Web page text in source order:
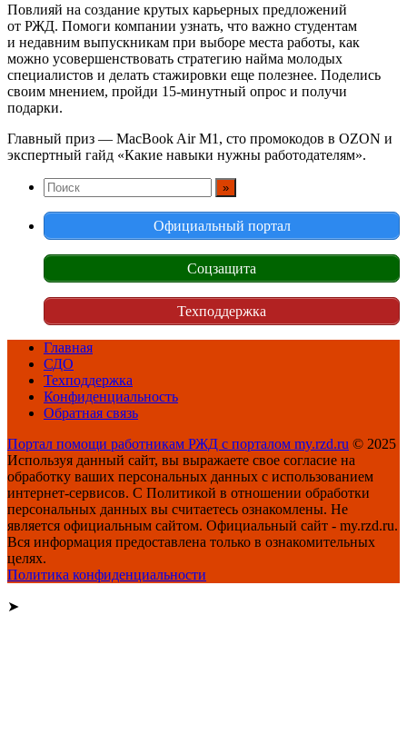
Повлияй на создание крутых карьерных предложений
от РЖД. Помоги компании узнать, что важно студентам
и недавним выпускникам при выборе места работы, как
можно усовершенствовать стратегию найма молодых
специалистов и делать стажировки еще полезнее. Поделись
своим мнением, пройди 15-минутный опрос и получи
подарки.
Главный приз — MacBook Air M1, сто промокодов в OZON и
экспертный гайд «Какие навыки нужны работодателям».
Официальный портал
Соцзащита
Техподдержка
Главная
СДО
Техподдержка
Конфиденциальность
Обратная связь
Портал помощи работникам РЖД с порталом my.rzd.ru © 2025
Используя данный сайт, вы выражаете свое согласие на
обработку ваших персональных данных с использованием
интернет-сервисов. С Политикой в отношении обработки
персональных данных вы считаетесь ознакомлены. Не
является официальным сайтом. Официальный сайт - my.rzd.ru.
Вся информация предоставлена только в ознакомительных
целях.
Политика конфиденциальности
➤